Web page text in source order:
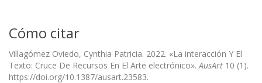
Cómo citar
Villagómez Oviedo, Cynthia Patricia. 2022. «La interacción Y El
Texto: Cruce De Recursos En El Arte electrónico». AusArt 10 (1).
https://doi.org/10.1387/ausart.23583.